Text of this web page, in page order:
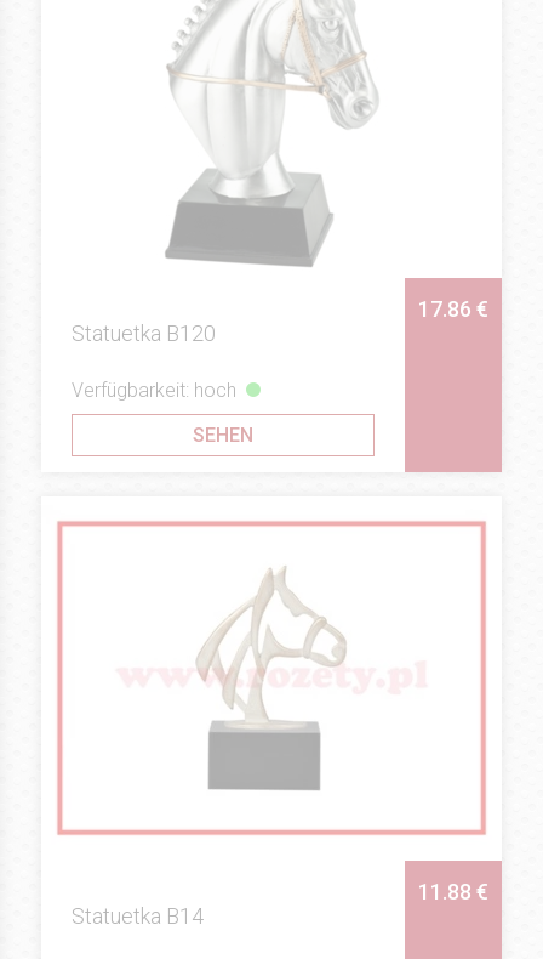
Statuetka B120
17.86 €
Verfügbarkeit: hoch
SEHEN
Statuetka B14
11.88 €